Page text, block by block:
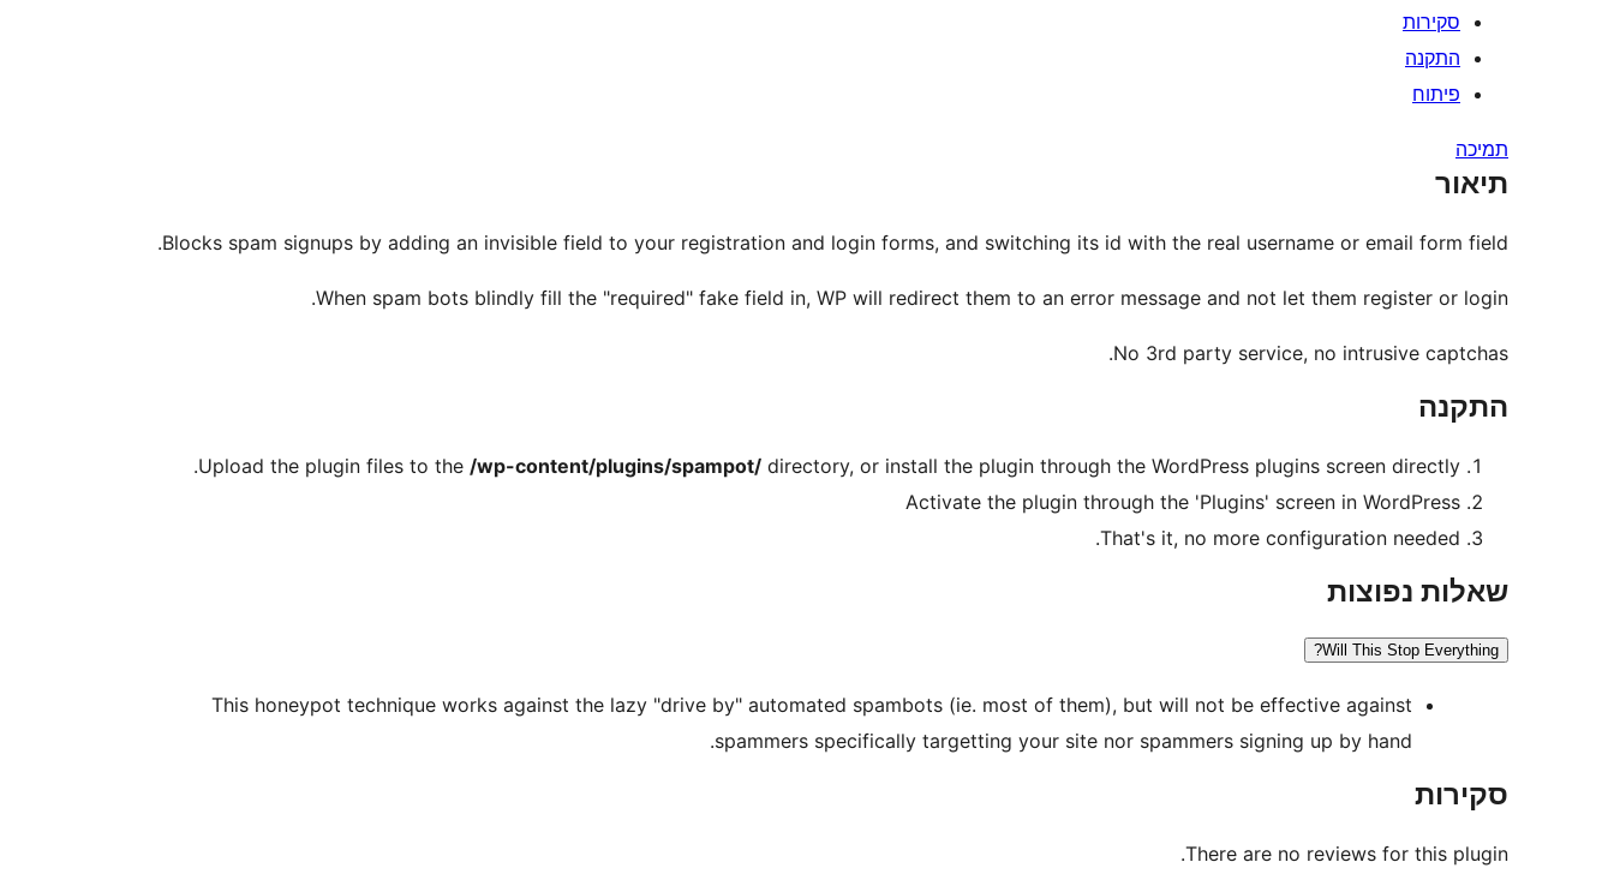
סקירות
התקנה
פיתוח
תמיכה
תיאור
Blocks spam signups by adding an invisible field to your registration and login forms, and switching its id with the real username or email form field.
When spam bots blindly fill the "required" fake field in, WP will redirect them to an error message and not let them register or login.
No 3rd party service, no intrusive captchas.
התקנה
Upload the plugin files to the /wp-content/plugins/spampot/ directory, or install the plugin through the WordPress plugins screen directly.
Activate the plugin through the 'Plugins' screen in WordPress
That's it, no more configuration needed.
שאלות נפוצות
Will This Stop Everything?
This honeypot technique works against the lazy "drive by" automated spambots (ie. most of them), but will not be effective against
spammers specifically targetting your site nor spammers signing up by hand.
סקירות
There are no reviews for this plugin.